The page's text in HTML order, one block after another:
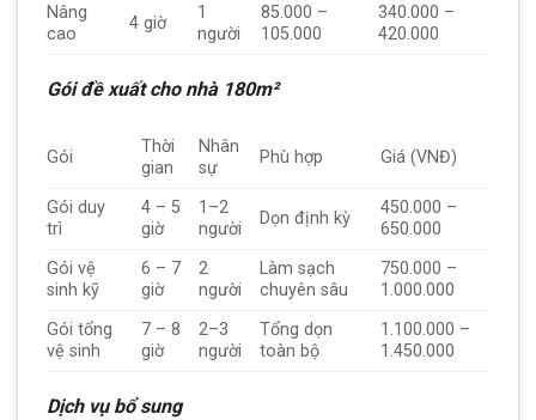
Nâng
cao
4 giờ
1
người
85.000 –
105.000
340.000 –
420.000
Gói đề xuất cho nhà 180m²
Gói
Thời
gian
Nhân
sự
Phù hợp Giá (VNĐ)
Gói duy
trì
4 – 5
giờ
1–2
người
Dọn định kỳ
450.000 –
650.000
Gói vệ
sinh kỹ
6 – 7
giờ
2
người
Làm sạch
chuyên sâu
750.000 –
1.000.000
Gói tổng
vệ sinh
7 – 8
giờ
2–3
người
Tổng dọn
toàn bộ
1.100.000 –
1.450.000
Dịch vụ bổ sung